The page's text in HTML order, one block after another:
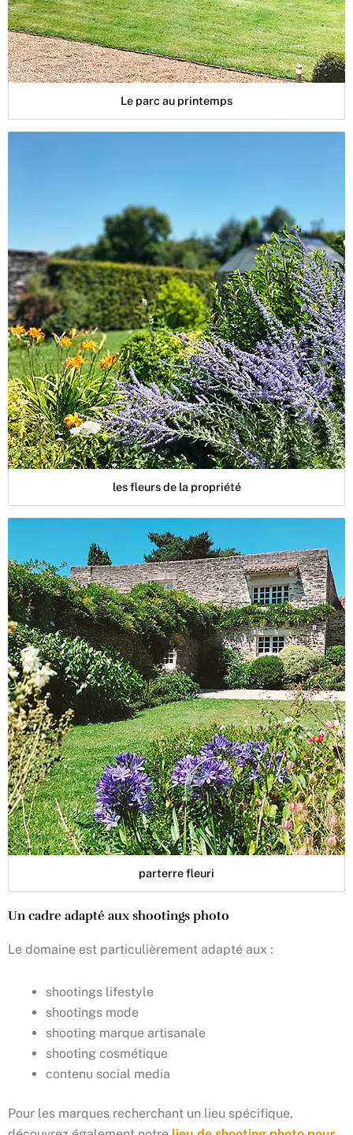
Le parc au printemps
les fleurs de la propriété
parterre fleuri
Un cadre adapté aux shootings photo
Le domaine est particulièrement adapté aux :
shootings lifestyle
shootings mode
shooting marque artisanale
shooting cosmétique
contenu social media
Pour les marques recherchant un lieu spécifique,